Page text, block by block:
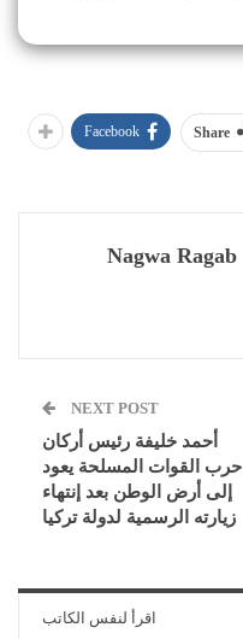
Share
Facebook
Nagwa Ragab
NEXT POST
أحمد خليفة رئيس أركان
حرب القوات المسلحة يعود
إلى أرض الوطن بعد إنتهاء
زيارته الرسمية لدولة تركيا
اقرأ لنفس الكاتب